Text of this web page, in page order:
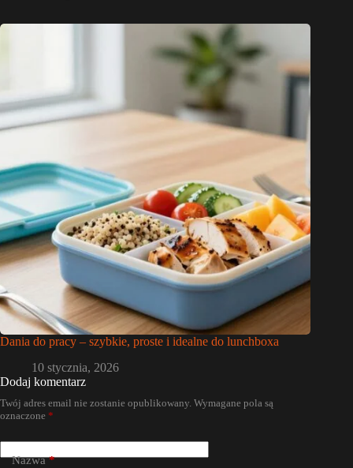
Dania do pracy – szybkie, proste i idealne do lunchboxa
10 stycznia, 2026
Dodaj komentarz
Twój adres email nie zostanie opublikowany. Wymagane pola są
oznaczone *
Nazwa*